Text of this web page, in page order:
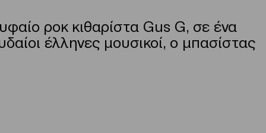
ροκ κιθαρίστα Gus G, σε ένα
έλληνες μουσικοί, ο μπασίστας